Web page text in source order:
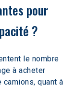
pour
?
le nombre
à acheter
quant à